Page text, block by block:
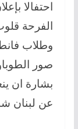
احتفالا
الفرحة
وطلاب
صور
بشارة ان
عن لبنان